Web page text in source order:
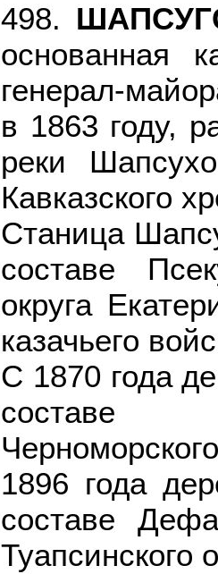
498.
основанная
генерал-
в 1863 году,
реки
Кавказского
Станица
составе
округа
казачьего
С 1870 года
составе
1896 года
составе
Туапсинского